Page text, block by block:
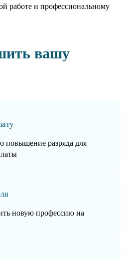
работе и профессиональному
вашу
повышение разряда для
новую профессию на